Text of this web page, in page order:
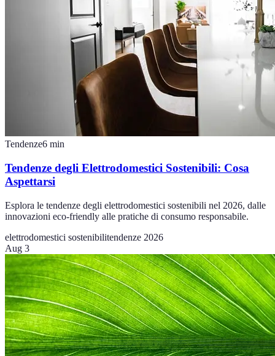
Tendenze6 min
Tendenze degli Elettrodomestici Sostenibili: Cosa
Aspettarsi
Esplora le tendenze degli elettrodomestici sostenibili nel 2026, dalle
innovazioni eco-friendly alle pratiche di consumo responsabile.
elettrodomestici sostenibilitendenze 2026
Aug 3